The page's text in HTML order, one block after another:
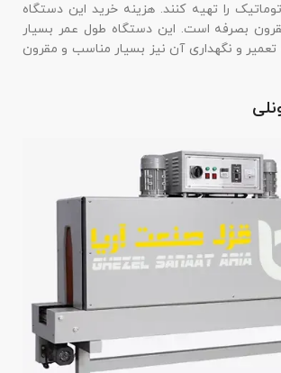
را تهیه کنند. هزینه خرید این دستگاه
بصرفه است. این دستگاه طول عمر بسیار
تعمیر و نگهداری آن نیز بسیار مناسب و مقرون